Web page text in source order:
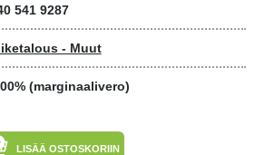
541 9287
- Muut
(marginaalivero)
LISÄÄ OSTOSKORIIN